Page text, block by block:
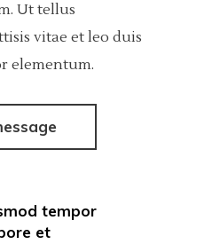
Ut tellus
vitae et leo duis
elementum.
tempor
et